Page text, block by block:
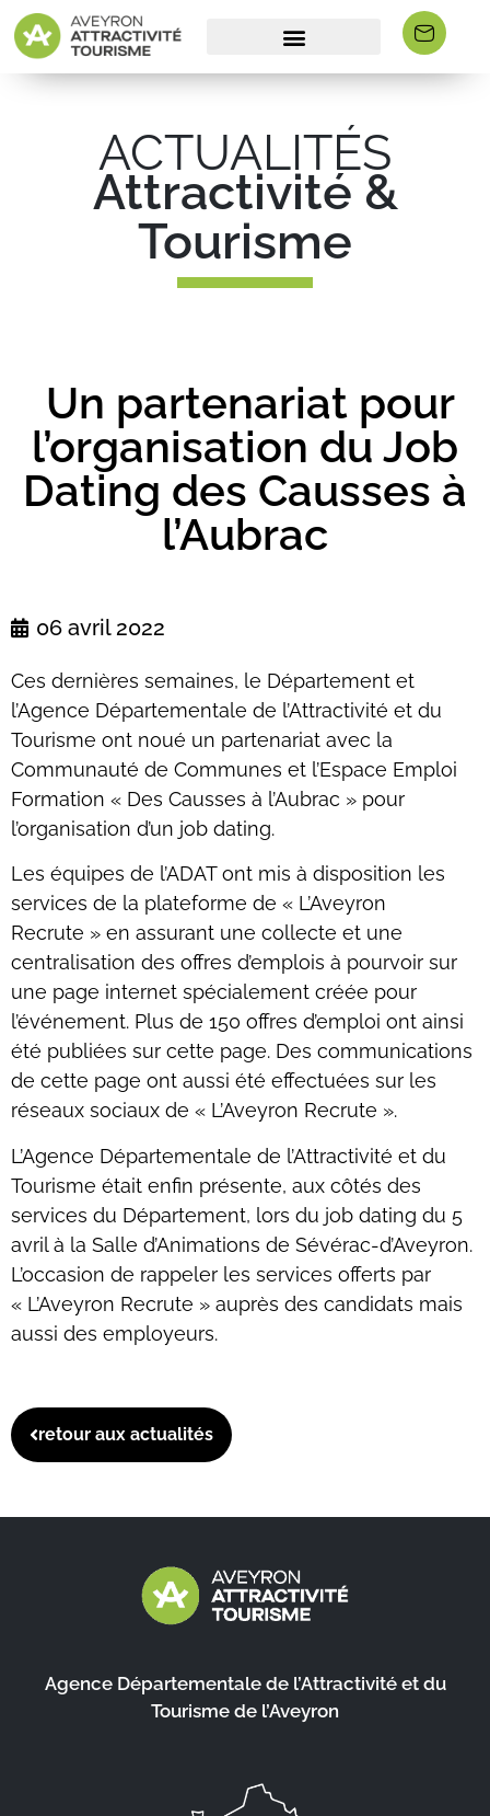
ACTUALITÉS
Attractivité &
Tourisme
Un partenariat pour
l’organisation du Job
Dating des Causses à
l’Aubrac
06 avril 2022
Ces dernières semaines, le Département et
l’Agence Départementale de l’Attractivité et du
Tourisme ont noué un partenariat avec la
Communauté de Communes et l’Espace Emploi
Formation « Des Causses à l’Aubrac » pour
l’organisation d’un job dating.
Les équipes de l’ADAT ont mis à disposition les
services de la plateforme de « L’Aveyron
Recrute » en assurant une collecte et une
centralisation des offres d’emplois à pourvoir sur
une page internet spécialement créée pour
l’événement. Plus de 150 offres d’emploi ont ainsi
été publiées sur cette page. Des communications
de cette page ont aussi été effectuées sur les
réseaux sociaux de « L’Aveyron Recrute ».
L’Agence Départementale de l’Attractivité et du
Tourisme était enfin présente, aux côtés des
services du Département, lors du job dating du 5
avril à la Salle d’Animations de Sévérac-d’Aveyron.
L’occasion de rappeler les services offerts par
« L’Aveyron Recrute » auprès des candidats mais
aussi des employeurs.
retour aux actualités
Agence Départementale de l’Attractivité et du
Tourisme de l’Aveyron